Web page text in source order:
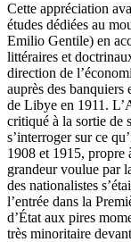
Cette appréciation
études dédiées au
Emilio Gentile) en
littéraires et
direction de
auprès des banquiers
de Libye en 1911.
critiqué à la sortie de
s’interroger sur ce
1908 et 1915, propre
grandeur voulue par
des nationalistes
l’entrée dans la
d’État aux pires
très minoritaire